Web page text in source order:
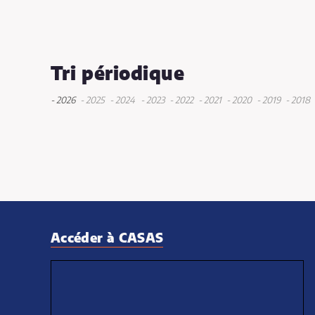
Tri périodique
- 2026 - 2025 - 2024 - 2023 - 2022 - 2021 - 2020
mars
- 2019
mars
- 2018
Accéder à CASAS